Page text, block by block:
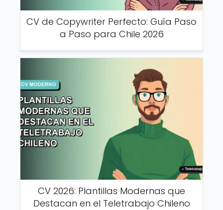
CV de Copywriter Perfecto: Guía Paso
a Paso para Chile 2026
CV 2026: Plantillas Modernas que
Destacan en el Teletrabajo Chileno